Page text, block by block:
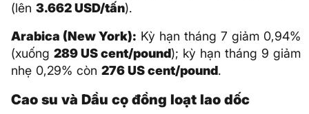
(lên 3.662 USD/tấn).
Arabica (New York): Kỳ hạn tháng 7 giảm 0,94%
(xuống 289 US cent/pound); kỳ hạn tháng 9 giảm
nhẹ 0,29% còn 276 US cent/pound.
Cao su và Dầu cọ đồng loạt lao dốc